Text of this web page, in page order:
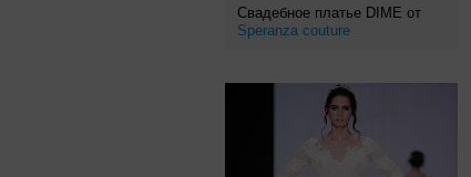
Свадебное платье DIME от
Speranza couture